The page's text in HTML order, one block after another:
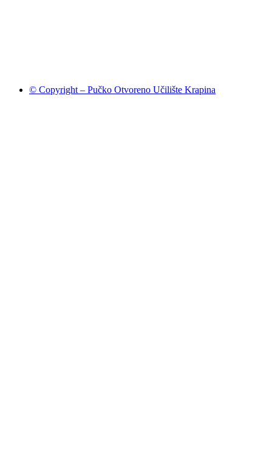
© Copyright – Pučko Otvoreno Učilište Krapina